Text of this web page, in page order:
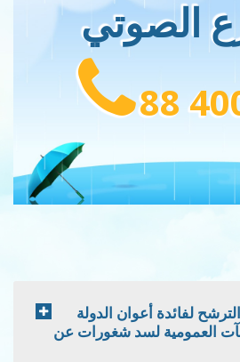
الصوتي
88
لفائدة أعوان الدولة
العمومية لسد شغورات عن